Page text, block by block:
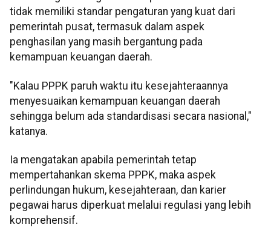
tidak memiliki standar pengaturan yang kuat dari
pemerintah pusat, termasuk dalam aspek
penghasilan yang masih bergantung pada
kemampuan keuangan daerah.
"Kalau PPPK paruh waktu itu kesejahteraannya
menyesuaikan kemampuan keuangan daerah
sehingga belum ada standardisasi secara nasional,"
katanya.
Ia mengatakan apabila pemerintah tetap
mempertahankan skema PPPK, maka aspek
perlindungan hukum, kesejahteraan, dan karier
pegawai harus diperkuat melalui regulasi yang lebih
komprehensif.